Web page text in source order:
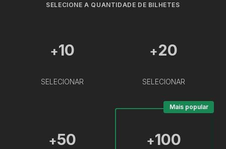
SELECIONE A QUANTIDADE DE BILHETES
+10
SELECIONAR
+20
SELECIONAR
+50 +100
Mais popular